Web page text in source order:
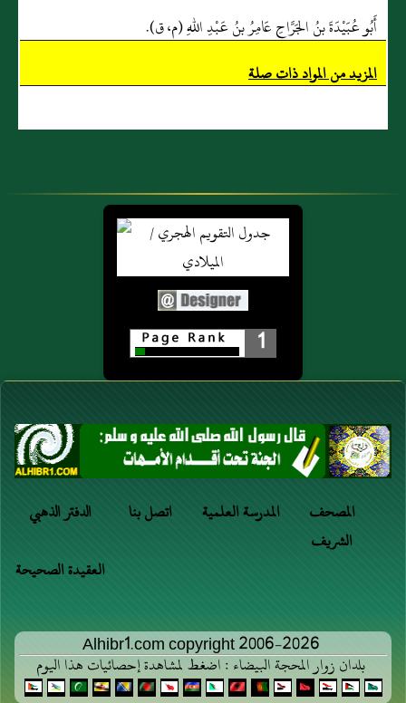
أَبُو عُبَيْدَةَ بنُ الجَرَّاحِ عَامِرُ بنُ عَبْدِ اللهِ (م، ق).
المزيد من المواد ذات صلة
1
الدفتر الذهبي اتصل بنا المدرسة العلمية
المصحف
الشريف
العقيدة الصحيحة
Alhibr1.com copyright 2006-2026
بلدان زوار المحجة البيضاء : اضغط لمشاهدة إحصائيات هذا اليوم